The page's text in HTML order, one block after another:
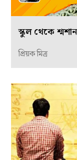
স্কুল থেকে
প্রিয়ক মিত্র